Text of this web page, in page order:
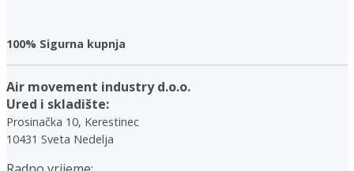
100% Sigurna kupnja
Air movement industry d.o.o.
Ured i skladište:
Prosinačka 10, Kerestinec
10431 Sveta Nedelja